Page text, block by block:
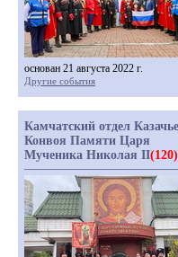
основан 21 августа 2022 г.
Другие события
Камчатский отдел
Конвоя Памяти Царя
Мученика Николая II(120)